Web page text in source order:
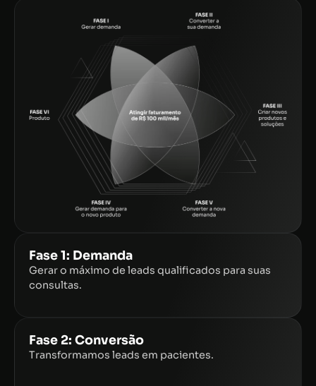
Fase 1: Demanda
Gerar o máximo de leads qualificados para suas
consultas.
Fase 2: Conversão
Transformamos leads em pacientes.